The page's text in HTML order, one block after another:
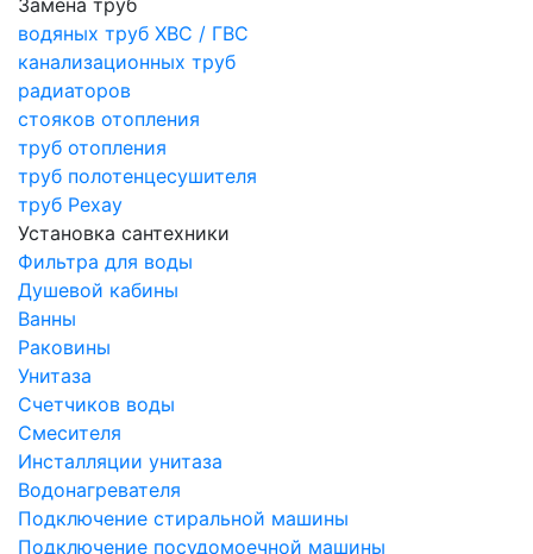
Замена труб
водяных труб ХВС / ГВС
канализационных труб
радиаторов
стояков отопления
труб отопления
труб полотенцесушителя
труб Рехау
Установка сантехники
Фильтра для воды
Душевой кабины
Ванны
Раковины
Унитаза
Счетчиков воды
Смесителя
Инсталляции унитаза
Водонагревателя
Подключение стиральной машины
Подключение посудомоечной машины